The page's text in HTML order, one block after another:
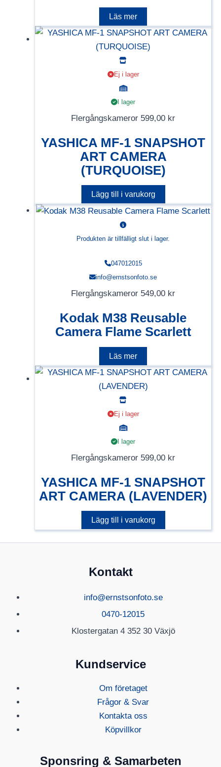
Läs mer
Ej i lager
I lager
Flergångskameror 599,00 kr
YASHICA MF-1 SNAPSHOT
ART CAMERA
(TURQUOISE)
Lägg till i varukorg
Produkten är tillfälligt slut i lager.
047012015
info@ernstsonfoto.se
Flergångskameror 549,00 kr
Kodak M38 Reusable
Camera Flame Scarlett
Läs mer
Ej i lager
I lager
Flergångskameror 599,00 kr
YASHICA MF-1 SNAPSHOT
ART CAMERA (LAVENDER)
Lägg till i varukorg
Kontakt
info@ernstsonfoto.se
0470-12015
Klostergatan 4 352 30 Växjö
Kundservice
Om företaget
Frågor & Svar
Kontakta oss
Köpvillkor
Sponsring & Samarbeten